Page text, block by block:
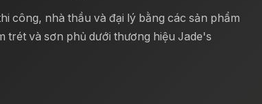
công, nhà thầu và đại lý bằng các sản phẩm
trét và sơn phủ dưới thương hiệu Jade's